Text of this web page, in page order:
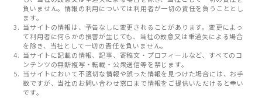
負いません。情報の利用については利用者が一切の責任を負うこととし
ます。
当サイトの情報は、予告なしに変更されることがあります。変更によっ
て利用者に何らかの損害が生じても、当社の故意又は重過失による場合
を除き、当社として一切の責任を負いません。
当サイトに記載の情報、記事、寄稿文・プロフィールなど、すべてのコ
ンテンツの無断複写・転載・公衆送信等を禁じます。
当サイトにおいて不適切な情報や誤った情報を見つけた場合には、お手
数ですが、当社のお問い合わせ窓口まで情報をご提供いただけると幸い
です。